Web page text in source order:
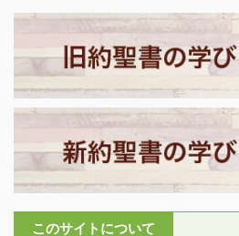
福音書の編集者はその理
由を末尾で書く。 －ヨハ
ネ21：25－26「これら
のこと ...
く
詰
知があった。それから6
ヶ月後、今度はナザレの
少女マリアに天使が現
れ、受胎告知が行われ
る。マリアは結婚前だっ
た。「結婚していない女
性が子を産む」という驚
くべき出来事の告知をル
カは並行して描く。マリ
アはエリサベト懐妊を聞
いて彼女を訪問する。 －
このサイトについて